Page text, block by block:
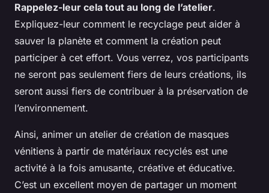
Rappelez-leur cela tout au long de l’atelier.
Expliquez-leur comment le recyclage peut aider à
sauver la planète et comment la création peut
participer à cet effort. Vous verrez, vos participants
ne seront pas seulement fiers de leurs créations, ils
seront aussi fiers de contribuer à la préservation de
l’environnement.
Ainsi, animer un atelier de création de masques
vénitiens à partir de matériaux recyclés est une
activité à la fois amusante, créative et éducative.
C’est un excellent moyen de partager un moment